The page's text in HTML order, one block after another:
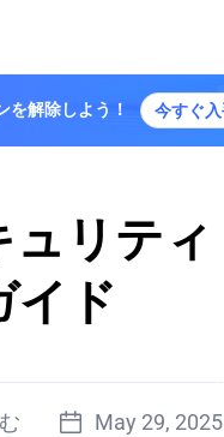
デモ
ショ
テップバイステップガイドです
ソーシャルメディア
X
を解除しよう！ 今すぐ
リティ
イド
May 29, 2025